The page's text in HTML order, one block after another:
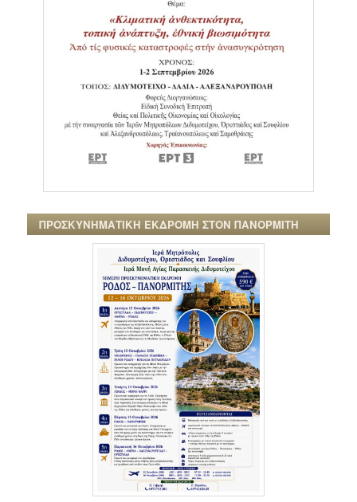
ΠΡΟΣΚΥΝΗΜΑΤΙΚΗ ΕΚΔΡΟΜΗ ΣΤΟΝ ΠΑΝΟΡΜΙΤΗ